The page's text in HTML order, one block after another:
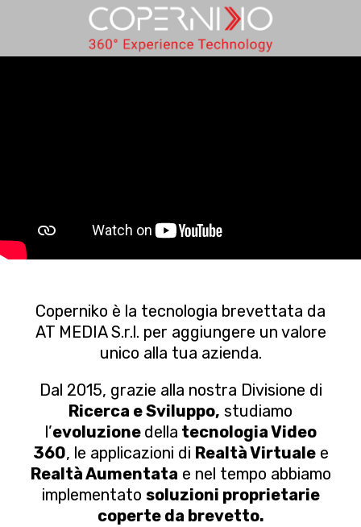
Coperniko è la tecnologia brevettata da
AT MEDIA S.r.l. per aggiungere un valore
unico alla tua azienda.
Dal 2015, grazie alla nostra Divisione di
Ricerca e Sviluppo, studiamo
l’evoluzione della tecnologia Video
360, le applicazioni di Realtà Virtualee
Realtà Aumentata e nel tempo abbiamo
implementato soluzioni proprietarie
coperte da brevetto.